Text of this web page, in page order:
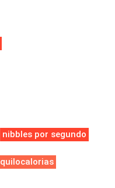
nibbles por segundo
quilocalorias